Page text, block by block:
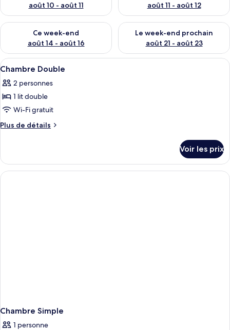
août 10 - août 11
août 11 - août 12
Ce week-end
août 14 - août 16
Vérifier la disponibilité pour ce week-end août 14 - août 16
Le week-end prochain
août 21 - août 23
Vérifier la disponibilité pour
Afficher
toutes
les
photos
pour
ce
chambre :
Chambre
Double
Une chambre d’hôtel avec un
4
Chambre Double
2 personnes
1 lit double
Wi-Fi gratuit
Plus de détails
Plus
le
type
de
Voir les prix
Chambre Simple
1 personne